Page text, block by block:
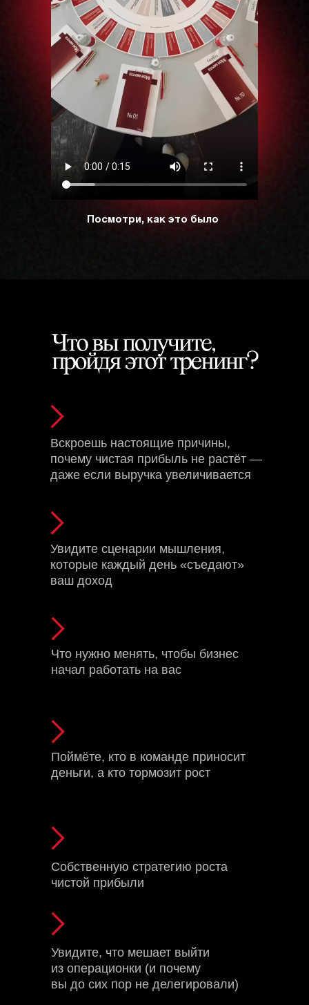
Посмотри, как это было
Вскроешь настоящие причины,
почему чистая прибыль не растёт —
даже если выручка увеличивается
Увидите сценарии мышления,
которые каждый день «съедают»
ваш доход
Что нужно менять, чтобы бизнес
начал работать на вас
Собственную стратегию роста
чистой прибыли
Поймёте, кто в команде приносит
деньги, а кто тормозит рост
Увидите, что мешает выйти
из операционки (и почему
вы до сих пор не делегировали)